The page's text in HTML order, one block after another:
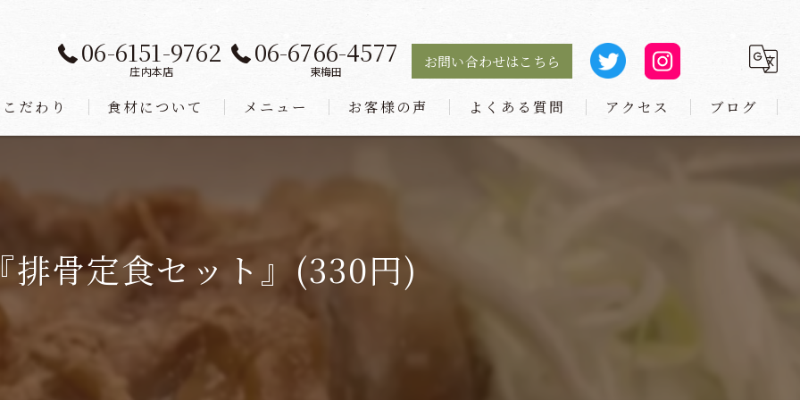
06-6151-9762
庄内本店
06-6766-4577
東梅田
お問い合わせはこちら
こだわり 食材について メニュー お客様の声 よくある質問 アクセス ブログ
排骨定食セット』(330円)